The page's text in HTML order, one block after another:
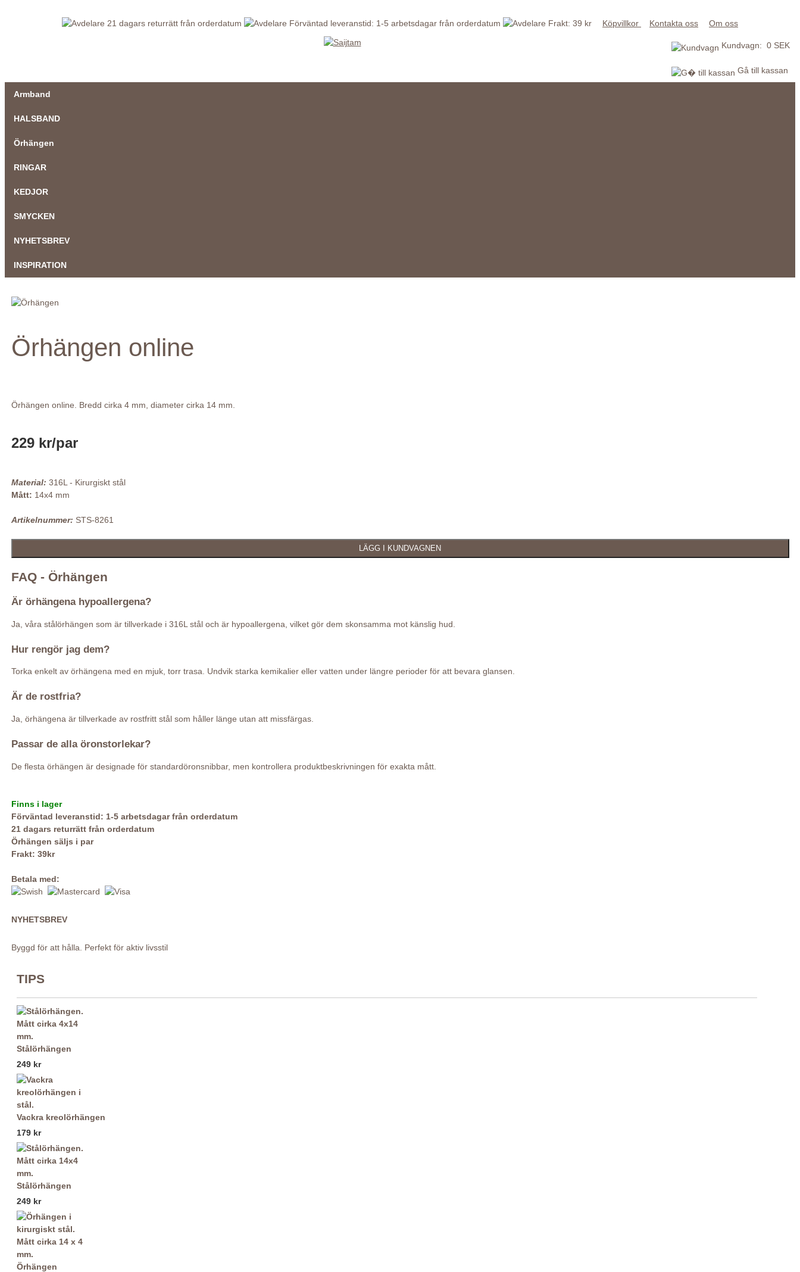
21 dagars returrätt från orderdatum Förväntad leveranstid: 1-5 arbetsdagar från orderdatum Frakt: 39 kr Köpvillkor Kontakta oss Om oss
Kundvagn: 0 SEK
Gå till kassan
Armband
HALSBAND
Örhängen
RINGAR
KEDJOR
SMYCKEN
NYHETSBREV
INSPIRATION
Örhängen online
Örhängen online. Bredd cirka 4 mm, diameter cirka 14 mm.
229 kr/par
Material: 316L - Kirurgiskt stål
Mått: 14x4 mm
Artikelnummer: STS-8261
FAQ - Örhängen
Är örhängena hypoallergena?
Ja, våra stålörhängen som är tillverkade i 316L stål och är hypoallergena, vilket gör dem skonsamma mot känslig hud.
Hur rengör jag dem?
Torka enkelt av örhängena med en mjuk, torr trasa. Undvik starka kemikalier eller vatten under längre perioder för att bevara glansen.
Är de rostfria?
Ja, örhängena är tillverkade av rostfritt stål som håller länge utan att missfärgas.
Passar de alla öronstorlekar?
De flesta örhängen är designade för standardöronsnibbar, men kontrollera produktbeskrivningen för exakta mått.
Finns i lager
Förväntad leveranstid: 1-5 arbetsdagar från orderdatum
21 dagars returrätt från orderdatum
Örhängen säljs i par
Frakt: 39kr
Betala med:
NYHETSBREV
Byggd för att hålla. Perfekt för aktiv livsstil
TIPS
Stålörhängen
249 kr
Vackra kreolörhängen
179 kr
Stålörhängen
249 kr
Örhängen